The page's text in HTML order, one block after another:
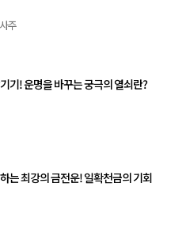
주
기! 운명을 바꾸는 궁극의 열쇠란?
는 최강의 금전운! 일확천금의 기회